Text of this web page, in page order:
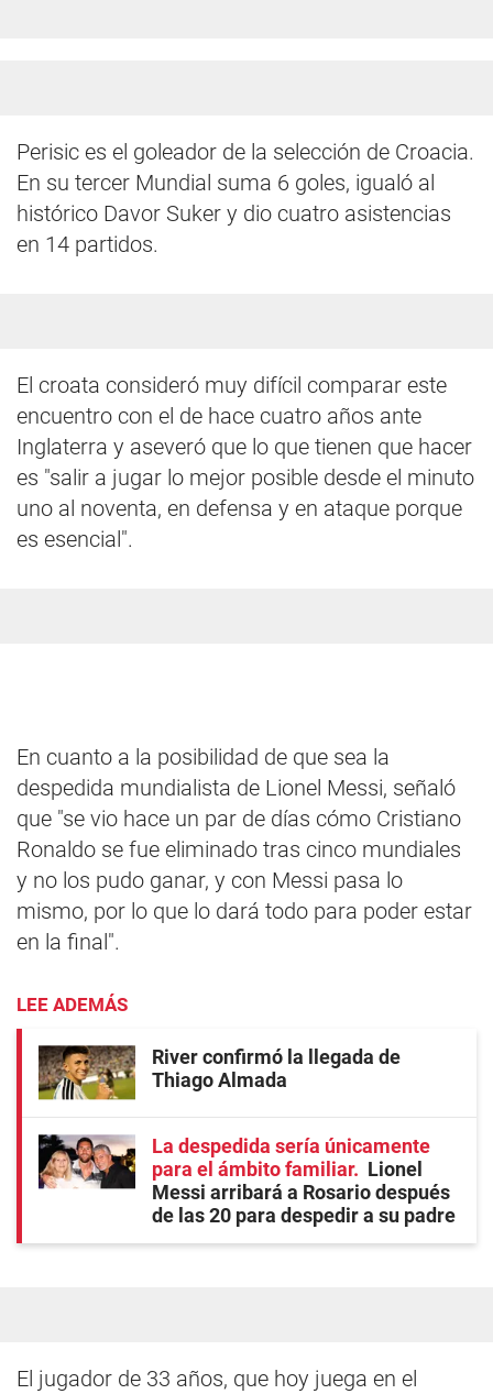
Perisic es el goleador de la selección de Croacia.
En su tercer Mundial suma 6 goles, igualó al
histórico Davor Suker y dio cuatro asistencias
en 14 partidos.
El croata consideró muy difícil comparar este
encuentro con el de hace cuatro años ante
Inglaterra y aseveró que lo que tienen que hacer
es "salir a jugar lo mejor posible desde el minuto
uno al noventa, en defensa y en ataque porque
es esencial".
En cuanto a la posibilidad de que sea la
despedida mundialista de Lionel Messi, señaló
que "se vio hace un par de días cómo Cristiano
Ronaldo se fue eliminado tras cinco mundiales
y no los pudo ganar, y con Messi pasa lo
mismo, por lo que lo dará todo para poder estar
en la final".
LEE ADEMÁS
River confirmó la llegada de
Thiago Almada
La despedida sería únicamente
para el ámbito familiar
Lionel
Messi arribará a Rosario después
de las 20 para despedir a su padre
El jugador de 33 años, que hoy juega en el